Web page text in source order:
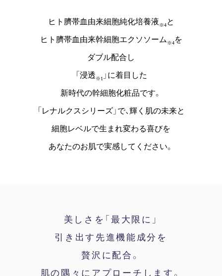
ヒト臍帯血由来細胞純化培養液※4と
ヒト臍帯血由来幹細胞エクソソーム※4を
ダブル配合し
「浸透※1 」に着目した
新時代の幹細胞化粧品です。
「レナルクスシリーズ」で、輝く肌の未来と
細胞レベルで生まれ変わる喜びを
あなたのお肌で実感してください。
美しさを「最大限に」
引き出す先進機能成分を
贅沢に配合。
肌の隅々にアプローチします。